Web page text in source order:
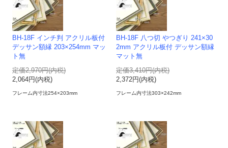
BH-18F インチ判 アクリル板付
デッサン額縁 203×254mm マッ
ト無
定価2,970円(内税)
2,064円(内税)
フレーム内寸法254×203mm
BH-18F 八つ切 やつぎり 241×30
2mm アクリル板付 デッサン額縁
マット無
定価3,410円(内税)
2,372円(内税)
フレーム内寸法303×242mm